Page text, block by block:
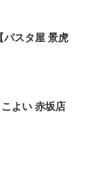
パスタ屋 景虎
よい 赤坂店